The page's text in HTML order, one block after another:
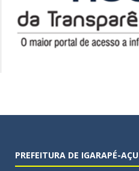
PREFEITURA DE IGARAPÉ-AÇU